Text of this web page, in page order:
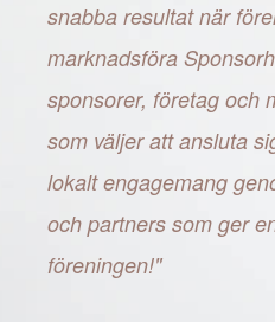
snabba resultat när
marknadsföra
sponsorer, företag och
som väljer att ansluta
lokalt engagemang
och partners som ger
föreningen!"